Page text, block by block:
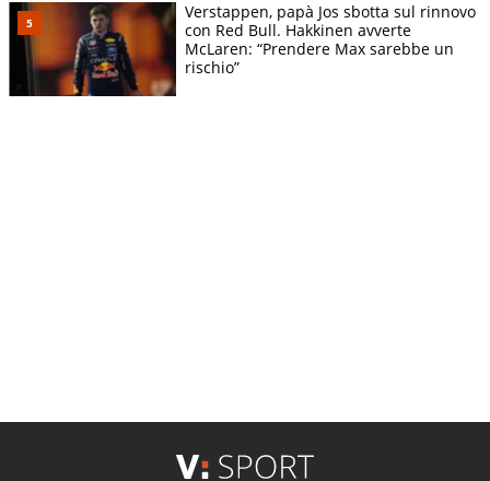
Verstappen, papà Jos sbotta sul rinnovo
con Red Bull. Hakkinen avverte
McLaren: “Prendere Max sarebbe un
rischio”